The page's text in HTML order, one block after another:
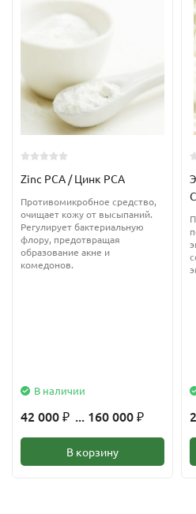
Также применяется для
и улучшая состояние кожи головы.
прозрачная
характерным запахом эвкалипта.
Растворимость:в воде.
Процент ввода:0,5-2%.
Свойства:
Антисептическое и
Противовоспалительное
Очищает и успокаивает кожу
Укрепляет волосы и кожу
Лосьоны и тоники
Увлажняющие и очищающие
Шампуни и бальзамы для волос
Zinc PCA / Цинк PCA
Противомикробное средство,
очищает кожу от высыпаний.
Регулирует бактериальную
флору, предотвращая
образование акне и
комедонов.
В наличии
42 000 ₽ ... 160 000 ₽
В корзину